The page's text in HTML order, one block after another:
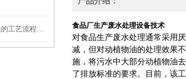
食品厂生产废水处理设备技术
对食品生产废水处理通常采用
减，但对动植物油的处理效果
施，将污水中大部分动植物油
了排放标准的要求。目前，该